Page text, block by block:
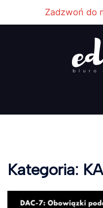
Zadzwoń do
Kategoria: